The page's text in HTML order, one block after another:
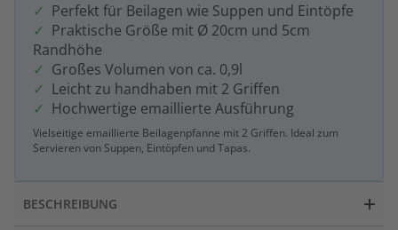
Perfekt für Beilagen wie Suppen und Eintöpfe
Praktische Größe mit Ø 20cm und 5cm
Randhöhe
Großes Volumen von ca. 0,9l
Leicht zu handhaben mit 2 Griffen
Hochwertige emaillierte Ausführung
Vielseitige emaillierte Beilagenpfanne mit 2 Griffen. Ideal zum
Servieren von Suppen, Eintöpfen und Tapas.
BESCHREIBUNG